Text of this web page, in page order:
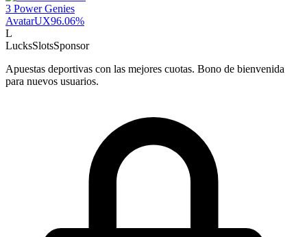
3 Power Genies
AvatarUX96.06%
L
LucksSlotsSponsor
Apuestas deportivas con las mejores cuotas. Bono de bienvenida
para nuevos usuarios.